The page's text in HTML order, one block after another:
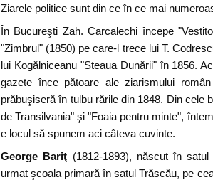
Ziarele politice sunt din ce în ce mai
În Bucureşti Zah. Carcalechi începe
"Zimbrul" (1850) pe care-l trece lui T.
lui Kogălniceanu "Steaua Dunării" în 1856.
gazete înce pătoare ale ziarismului
prăbuşiseră în tulbu rările din 1848. Din cele
de Transilvania" şi "Foaia pentru minte",
e locul să spunem aci câteva cuvinte.
George Bariţ (1812-1893), născut în
urmat şcoala primară în satul Trăscău, pe